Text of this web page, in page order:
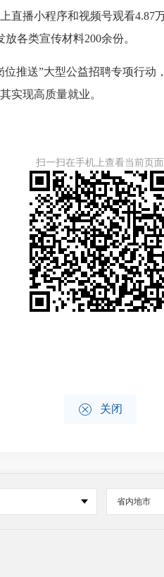
播小程序和视频号观看4.87
各类宣传材料200余份。
送”大型公益招聘专项行动
实现高质量就业。
扫一扫在手机上查看当前页面
 关闭
省内地市